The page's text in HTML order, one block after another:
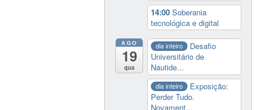
14:00Soberania
tecnológica e digital
AGO
19
qua
dia inteiro
Desafio
Universitário de
Nautide...
dia inteiro
Exposição:
Perder Tudo.
Novament...